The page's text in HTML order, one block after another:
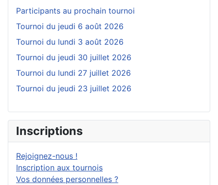
Participants au prochain tournoi
Tournoi du jeudi 6 août 2026
Tournoi du lundi 3 août 2026
Tournoi du jeudi 30 juillet 2026
Tournoi du lundi 27 juillet 2026
Tournoi du jeudi 23 juillet 2026
Inscriptions
Rejoignez-nous !
Inscription aux tournois
Vos données personnelles ?